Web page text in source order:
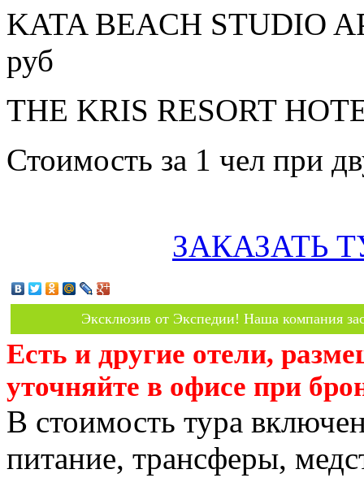
KATA BEACH STUDIO
руб
THE KRIS RESORT
Стоимость за 1 чел при
ЗАКАЗАТЬ
Эксклюзив от Экспедии! Наша компания
Есть и другие отели,
уточняйте в офисе при
В стоимость тура
питание, трансферы,